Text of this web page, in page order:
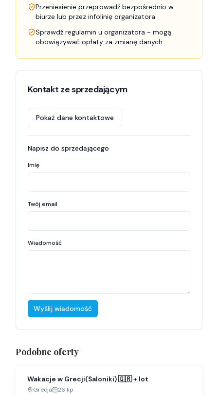
Przeniesienie przeprowadź bezpośrednio w
biurze lub przez infolinię organizatora
Sprawdź regulamin u organizatora - mogą
obowiązywać opłaty za zmianę danych
Kontakt ze sprzedającym
Pokaż dane kontaktowe
Napisz do sprzedającego
Imię
Twój email
Wiadomość
Wyślij wiadomość
Podobne oferty
Wakacje w Grecji(Saloniki) 🇬🇷 + lot
Grecja 26 lip